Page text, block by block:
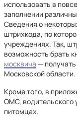
использовать в
заполнении
Сведения о
штрихкода, по
учреждениях. Так,
возможность брать
москвича —
Московской области.
Кроме того, в
ОМС, водительского
питомцах.